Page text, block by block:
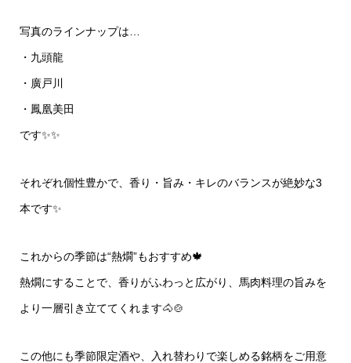
写真のラインナップは…
・九頭龍
・廣戸川
・鳳凰美田
です✨✨
それぞれ個性豊かで、香り・旨み・キレのバランスが絶妙な3
本です✨
これからの季節は“熱燗”もおすすめ🍁
熱燗にすることで、香りがふわっと広がり、馬肉料理の旨みを
より一層引き立ててくれます🐴🍲
この他にも季節限定酒や、入れ替わりで楽しめる銘柄をご用意